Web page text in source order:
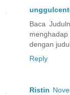
Baca
dengan
Reply
Ristin